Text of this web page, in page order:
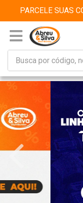
PARCELE SUAS